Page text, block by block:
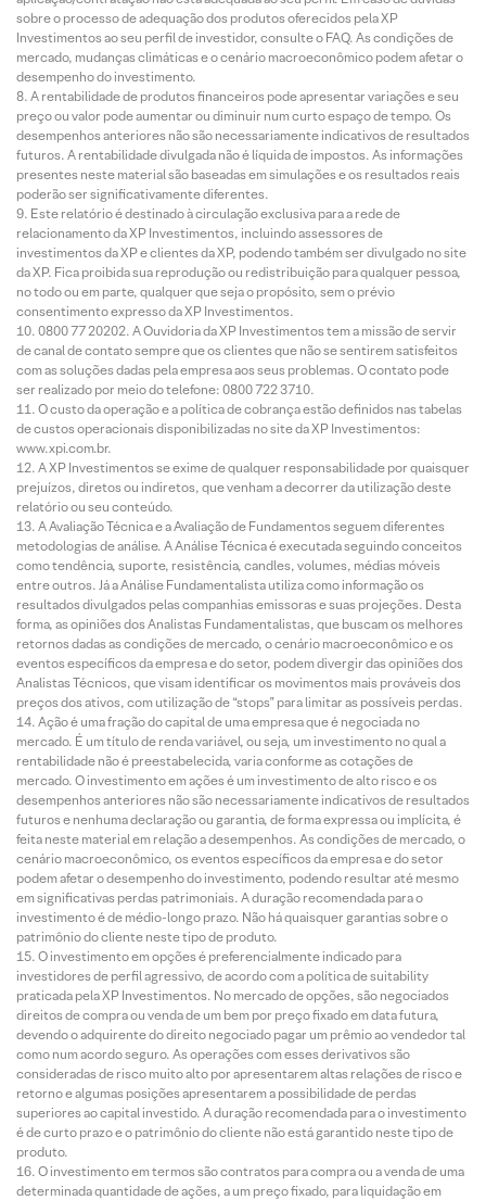
sobre o processo de adequação dos produtos oferecidos pela XP
Investimentos ao seu perfil de investidor, consulte o FAQ. As condições de
mercado, mudanças climáticas e o cenário macroeconômico podem afetar o
desempenho do investimento.
A rentabilidade de produtos financeiros pode apresentar variações e seu
preço ou valor pode aumentar ou diminuir num curto espaço de tempo. Os
desempenhos anteriores não são necessariamente indicativos de resultados
futuros. A rentabilidade divulgada não é líquida de impostos. As informações
presentes neste material são baseadas em simulações e os resultados reais
poderão ser significativamente diferentes.
Este relatório é destinado à circulação exclusiva para a rede de
relacionamento da XP Investimentos, incluindo assessores de
investimentos da XP e clientes da XP, podendo também ser divulgado no site
da XP. Fica proibida sua reprodução ou redistribuição para qualquer pessoa,
no todo ou em parte, qualquer que seja o propósito, sem o prévio
consentimento expresso da XP Investimentos.
0800 77 20202. A Ouvidoria da XP Investimentos tem a missão de servir
de canal de contato sempre que os clientes que não se sentirem satisfeitos
com as soluções dadas pela empresa aos seus problemas. O contato pode
ser realizado por meio do telefone: 0800 722 3710.
O custo da operação e a política de cobrança estão definidos nas tabelas
de custos operacionais disponibilizadas no site da XP Investimentos:
www.xpi.com.br.
A XP Investimentos se exime de qualquer responsabilidade por quaisquer
prejuízos, diretos ou indiretos, que venham a decorrer da utilização deste
relatório ou seu conteúdo.
A Avaliação Técnica e a Avaliação de Fundamentos seguem diferentes
metodologias de análise. A Análise Técnica é executada seguindo conceitos
como tendência, suporte, resistência, candles, volumes, médias móveis
entre outros. Já a Análise Fundamentalista utiliza como informação os
resultados divulgados pelas companhias emissoras e suas projeções. Desta
forma, as opiniões dos Analistas Fundamentalistas, que buscam os melhores
retornos dadas as condições de mercado, o cenário macroeconômico e os
eventos específicos da empresa e do setor, podem divergir das opiniões dos
Analistas Técnicos, que visam identificar os movimentos mais prováveis dos
preços dos ativos, com utilização de “stops” para limitar as possíveis perdas.
Ação é uma fração do capital de uma empresa que é negociada no
mercado. É um título de renda variável, ou seja, um investimento no qual a
rentabilidade não é preestabelecida, varia conforme as cotações de
mercado. O investimento em ações é um investimento de alto risco e os
desempenhos anteriores não são necessariamente indicativos de resultados
futuros e nenhuma declaração ou garantia, de forma expressa ou implícita, é
feita neste material em relação a desempenhos. As condições de mercado, o
cenário macroeconômico, os eventos específicos da empresa e do setor
podem afetar o desempenho do investimento, podendo resultar até mesmo
em significativas perdas patrimoniais. A duração recomendada para o
investimento é de médio-longo prazo. Não há quaisquer garantias sobre o
patrimônio do cliente neste tipo de produto.
O investimento em opções é preferencialmente indicado para
investidores de perfil agressivo, de acordo com a política de suitability
praticada pela XP Investimentos. No mercado de opções, são negociados
direitos de compra ou venda de um bem por preço fixado em data futura,
devendo o adquirente do direito negociado pagar um prêmio ao vendedor tal
como num acordo seguro. As operações com esses derivativos são
consideradas de risco muito alto por apresentarem altas relações de risco e
retorno e algumas posições apresentarem a possibilidade de perdas
superiores ao capital investido. A duração recomendada para o investimento
é de curto prazo e o patrimônio do cliente não está garantido neste tipo de
produto.
O investimento em termos são contratos para compra ou a venda de uma
determinada quantidade de ações, a um preço fixado, para liquidação em